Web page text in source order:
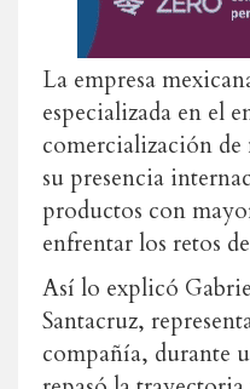
La empresa
especializada en el
comercialización
su presencia
productos con
enfrentar los retos
Así lo explicó
Santacruz,
compañía, durante